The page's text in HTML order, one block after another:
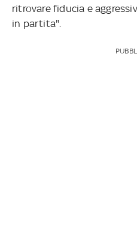
ritrovare fiducia e
in partita".